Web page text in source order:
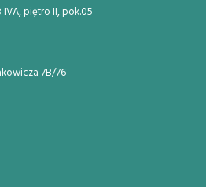
piętro II, pok.05
7B/76